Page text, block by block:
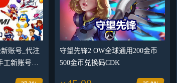
账号_代注
工新账号可
守望先锋2 OW全球通用200金币
500金币兑换码CDK